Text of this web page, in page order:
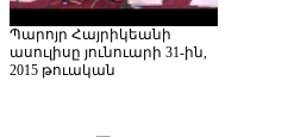
Պարոյր Հայրիկեանի
ասուլիսը յունուարի 31-ին,
2015 թուական